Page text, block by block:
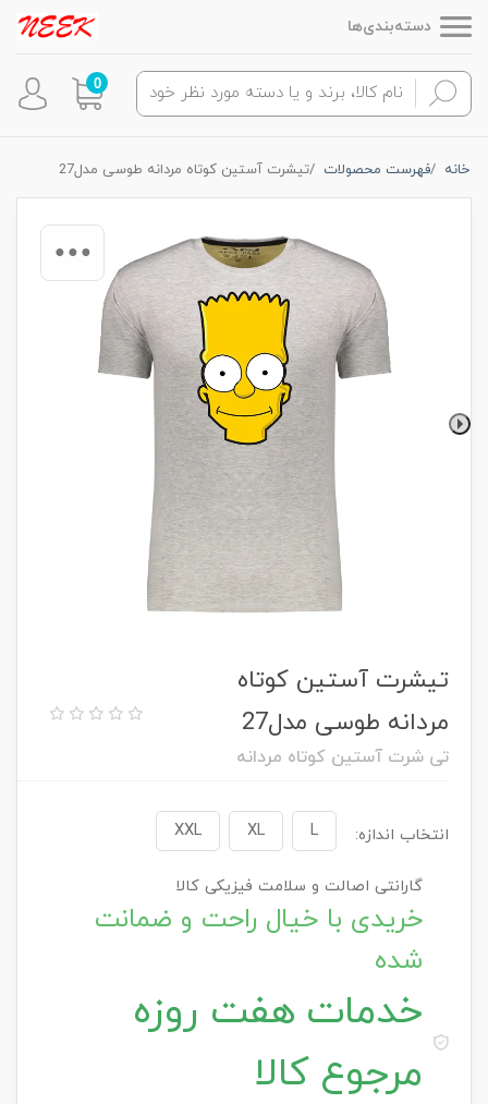
دسته‌بندی‌ها
0
خانه فهرست محصولات تیشرت آستین کوتاه مردانه طوسی مدل27
تیشرت آستین کوتاه
مردانه طوسی مدل27
تی شرت آستین کوتاه مردانه
انتخاب اندازه: L
XL
XXL
گارانتی اصالت و سلامت فیزیکی کالا
خریدی با خیال راحت و ضمانت
شده
خدمات هفت روزه
مرجوع کالا